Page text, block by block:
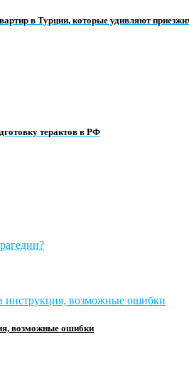
в Турции, которые удивляют
терактов в РФ
возможные ошибки